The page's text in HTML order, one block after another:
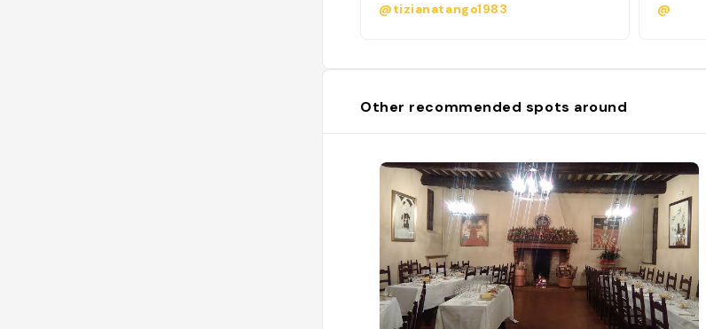
@tizianatango1983 @
Other recommended spots around